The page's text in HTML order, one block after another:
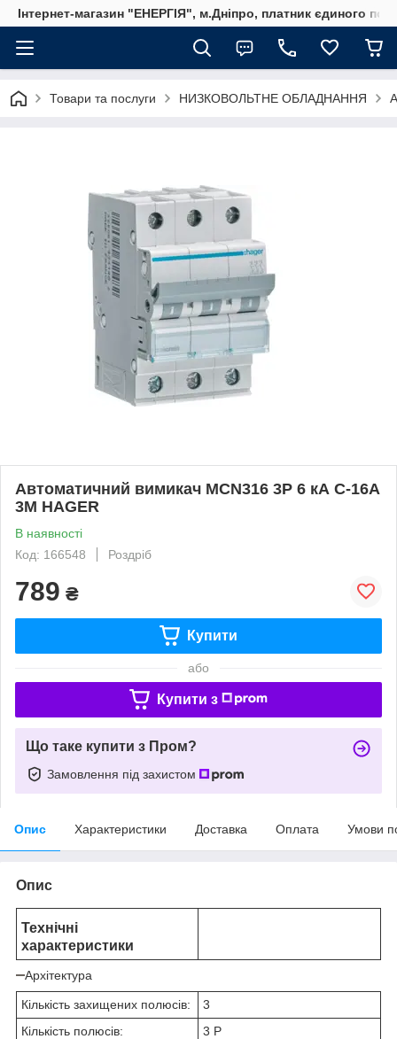
Інтернет-магазин "ЕНЕРГІЯ", м.Дніпро, платник єдиного
Товари та послуги НИЗКОВОЛЬТНЕ ОБЛАДНАННЯ
Автоматичний вимикач MCN316 3P 6 кА C-16A
3M HAGER
В наявності
Код: 166548
Роздріб
789 ₴
Купити
або
Купити з
Що таке купити з Пром?
Замовлення під захистом
Опис Характеристики Доставка Оплата Умови
Опис
Технічні
характеристики
Архітектура
Кількість захищених полюсів:
3
Кількість полюсів:
3 P